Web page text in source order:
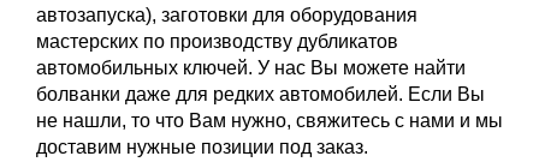
автозапуска), заготовки для оборудования
мастерских по производству дубликатов
автомобильных ключей. У нас Вы можете найти
болванки даже для редких автомобилей. Если Вы
не нашли, то что Вам нужно, свяжитесь с нами и мы
доставим нужные позиции под заказ.